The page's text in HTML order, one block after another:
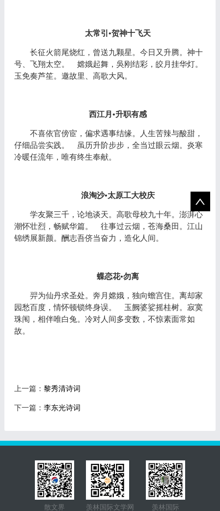
太常引 •贺神十飞天
长征火箭尾烧红，曾送九颗星。今日又升腾。神十
号、飞翔太空。
嫦娥起舞，吳刚结彩，皎月挂华灯。
玉免奏芦笙。邀故里、高歌大风。
西江月 •升职有感
不喜依官傍宦，偏求遇事结缘。人生苦辣与酸甜，
仔细品尝实践。
虽历升阶步步，全当过眼云烟。炎寒
冷暖任流年，唯有终生奉献。
浪淘沙•太原工大校庆
学友聚三千，论地谈天。高歌母校九十年。澎湃心
潮怀壮烈，畅赋华篇。
往事过云烟，苍海桑田。江山
锦绣展新颜。酬志吾侪当奋力，造化人间。
蝶恋花•勿离
羿为仙丹求圣处。奔月嫦娥，独向蟾宫住。离却家
园愁百度，情怀顿锁终身误。
玉阙婆娑摇桂树。寂寞
珠闱，相伴唯白兔。冷对人间多变数，不惊素面常如
故。
上一篇： 黎秀清诗词
下一篇： 李东光诗词
散文界 羡林国际文学网 羡林国际